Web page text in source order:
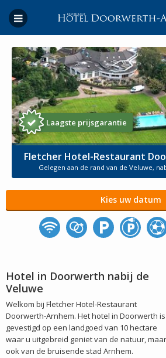
Laagste prijsgarantie
Fletcher Hotel-Restaurant
Gelegen aan de rand van de Veluwe,
Kies uw datum
Hotel in Doorwerth nabij de
Veluwe
Welkom bij Fletcher Hotel-Restaurant
Doorwerth-Arnhem. Het hotel in Doorwerth is
gevestigd op een landgoed van 10 hectare
waar u uitgebreid geniet van de natuur, maar
ook van de bruisende stad Arnhem.